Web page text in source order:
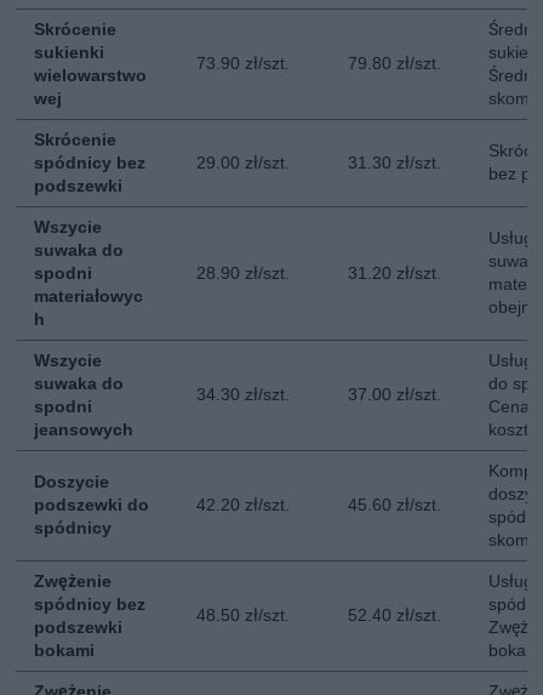
Skrócenie
sukienki
wielowarstwo
wej
73.90 zł/szt. 79.80 zł/szt.
Średni
Średni
Skrócenie
spódnicy bez
podszewki
29.00 zł/szt. 31.30 zł/szt.
bez
Wszycie
suwaka do
spodni
materiałowyc
h
28.90 zł/szt. 31.20 zł/szt.
Wszycie
suwaka do
spodni
jeansowych
34.30 zł/szt. 37.00 zł/szt.
do
Cena
Doszycie
podszewki do
spódnicy
42.20 zł/szt. 45.60 zł/szt.
Zwężenie
spódnicy bez
podszewki
bokami
48.50 zł/szt. 52.40 zł/szt.